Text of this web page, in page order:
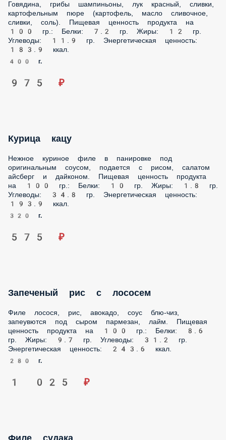
картофельным пюре (картофель, масло сливочное, сливки,
соль). Пищевая ценность продукта на 100 гр.: Белки: 7.2 гр.
Жиры: 12 гр. Углеводы: 11.9 гр. Энергетическая ценность:
183.9 ккал.
400 г.
975 ₽
Нежное куриное филе в панировке под оригинальным
Пищевая ценность продукта на 100 гр.: Белки: 10 гр.
Жиры: 1.8 гр. Углеводы: 34.8 гр. Энергетическая ценность:
193.9 ккал.
320 г.
575 ₽
сыром пармезан, лайм. Пищевая ценность продукта на
100 гр.: Белки: 8.6 гр. Жиры: 9.7 гр. Углеводы: 31.2 гр.
Энергетическая ценность: 243.6 ккал.
280 г.
1 025 ₽
Пищевая ценность продукта на 100 гр.: Белки: 9.5 гр.